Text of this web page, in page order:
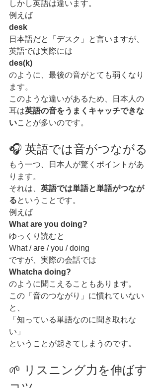
しかし英語は違います。
例えば
desk
日本語だと「デスク」と言いますが、
英語では実際には
des(k)
のように、最後の音がとても弱くなり
ます。
このような違いがあるため、日本人の
耳は英語の音をうまくキャッチできな
いことが多いのです。
🎧 英語では音がつながる
もう一つ、日本人が驚くポイントがあ
ります。
それは、 英語では単語と単語がつなが
るということです。
例えば
What are you doing?
ゆっくり読むと
What / are / you / doing
ですが、実際の会話では
Whatcha doing?
のように聞こえることもあります。
この「音のつながり」に慣れていない
と、
「知っている単語なのに聞き取れな
い」
ということが起きてしまうのです。
🌱 リスニング力を伸ばす